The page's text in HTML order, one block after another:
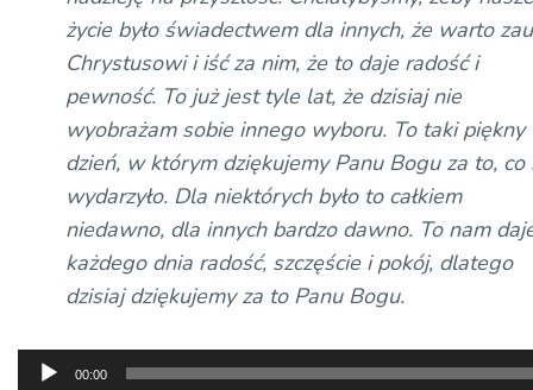
życie było świadectwem dla innych, że warto
Chrystusowi i iść za nim, że to daje radość i
pewność. To już jest tyle lat, że dzisiaj nie
wyobrażam sobie innego wyboru. To taki piękny
dzień, w którym dziękujemy Panu Bogu za to, co
wydarzyło. Dla niektórych było to całkiem
niedawno, dla innych bardzo dawno. To nam
każdego dnia radość, szczęście i pokój, dlatego
dzisiaj dziękujemy za to Panu Bogu.
Odtwarzacz
00:00